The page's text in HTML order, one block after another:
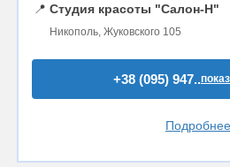
📍 Студия красоты "Салон-Н"
Никополь, Жуковского 105
+38 (095) 947..
Подробнее